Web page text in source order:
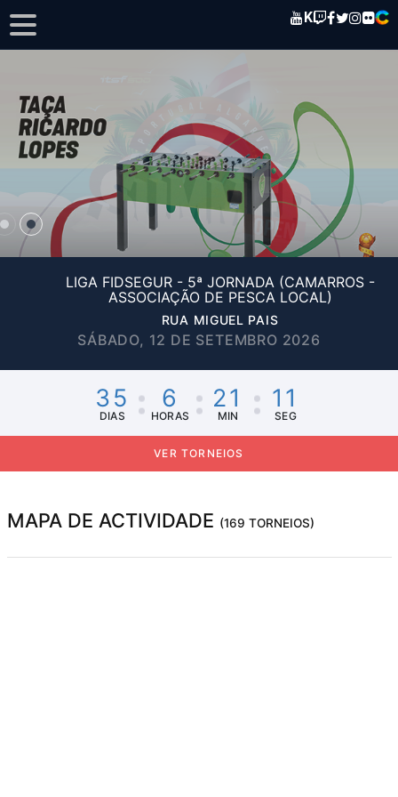
K
LIGA FIDSEGUR - 5ª JORNADA (CAMARROS -
ASSOCIAÇÃO DE PESCA LOCAL)
RUA MIGUEL PAIS
SÁBADO, 12 DE SETEMBRO 2026
35
DIAS
6
HORAS
21
MIN
11
SEG
VER TORNEIOS
MAPA DE ACTIVIDADE (169 TORNEIOS)